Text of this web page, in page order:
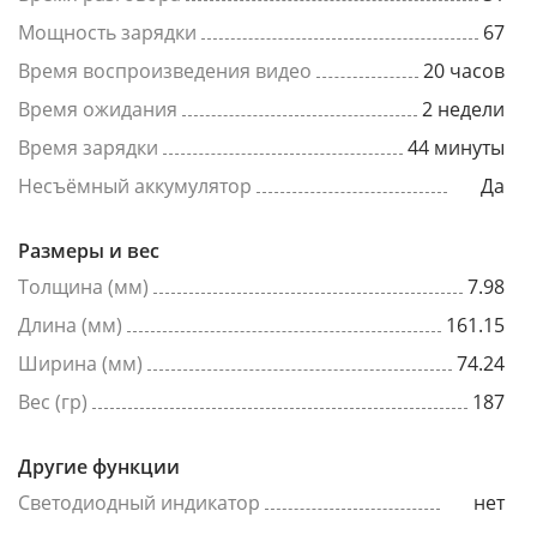
Мощность зарядки
67
Время воспроизведения видео
20 часов
Время ожидания
2 недели
Время зарядки
44 минуты
Несъёмный аккумулятор
Да
Размеры и вес
Толщина (мм)
7.98
Длина (мм)
161.15
Ширина (мм)
74.24
Вес (гр)
187
Другие функции
Светодиодный индикатор
нет